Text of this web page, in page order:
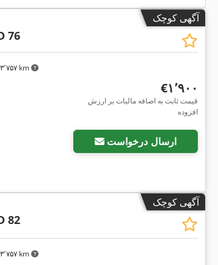
آگهی کوچک
۳٬۷۵۷ km
76
‎€۱٬۹۰۰
قیمت ثابت به اضافه مالیات بر ارزش
افزوده
ارسال درخواست
آگهی کوچک
۳٬۷۵۷ km
82